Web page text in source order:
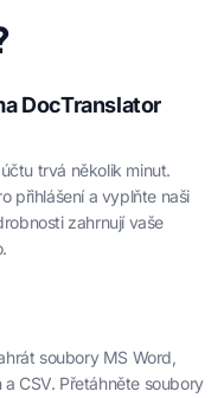
DocTranslator
trvá několik minut.
přihlášení a vyplňte naši
zahrnují vaše
soubory MS Word,
CSV. Přetáhněte soubory